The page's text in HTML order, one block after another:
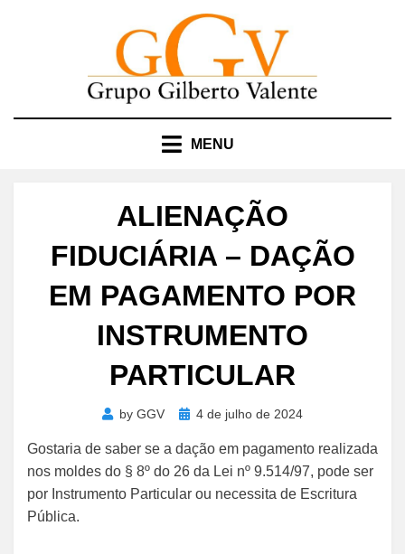
MENU
ALIENAÇÃO
FIDUCIÁRIA – DAÇÃO
EM PAGAMENTO POR
INSTRUMENTO
PARTICULAR
by GGV
Posted
4 de julho de 2024
Gostaria de saber se a dação em pagamento realizada
nos moldes do § 8º do 26 da Lei nº 9.514/97, pode ser
por Instrumento Particular ou necessita de Escritura
Pública.